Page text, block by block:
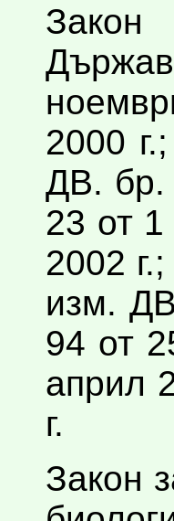
2000
ДВ. бр.
23 от
2002
изм.
94 от
април
г.
Закон